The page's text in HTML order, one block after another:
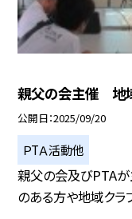
親父の会主催 地
公開日 2025/09/20
ＰTＡ活動他
親父の会及びPTAが
のある方や地域クラ